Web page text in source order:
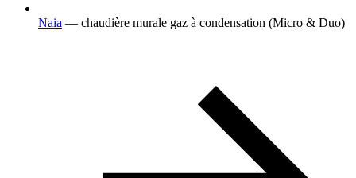
Naia — chaudière murale gaz à condensation (Micro & Duo)